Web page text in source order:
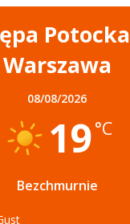
Potocka
Warszawa
08/08/2026
19°C
Bezchmurnie